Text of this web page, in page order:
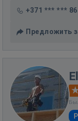
+371 *** *** 86
Предложить